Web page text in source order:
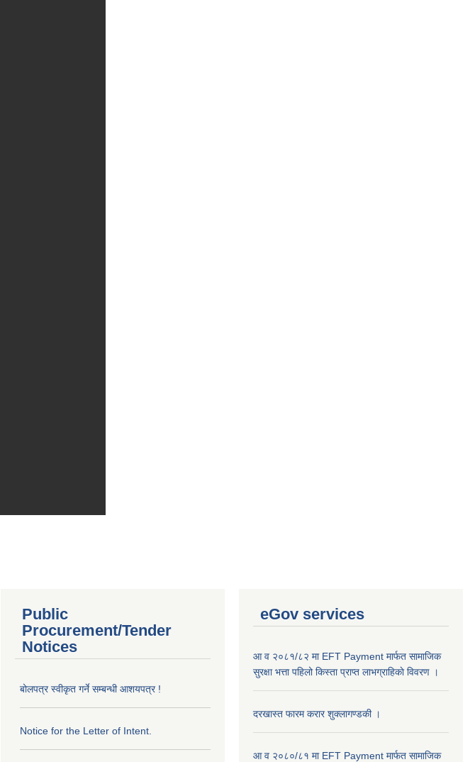
Public
Procurement/Tender
Notices
बोलपत्र स्वीकृत गर्ने सम्बन्धी आशयपत्र !
Notice for the Letter of Intent.
eGov services
आ व २०८१/८२ मा EFT Payment मार्फत सामाजिक
सुरक्षा भत्ता पहिलो किस्ता प्राप्त लाभग्राहिकाे विवरण ।
दरखास्त फारम करार शुक्लागण्डकी ।
आ व २०८०/८१ मा EFT Payment मार्फत सामाजिक